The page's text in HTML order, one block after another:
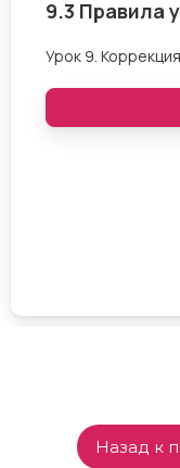
Назад к